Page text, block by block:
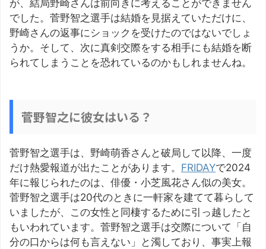
が、結局野崎さんは前向きに考えることができません
でした。菅野智之選手は結婚を見据えていただけに、
野崎さんの返事にショックを受けたのではないでしょ
うか。そして、次に真剣交際をする相手にも結婚を断
られてしまうことを恐れているのかもしれませんね。
菅野智之に彼女はいる？
菅野智之選手は、野崎萌香さんと破局して以降、一度
だけ熱愛報道が出たことがあります。 FRIDAYで2024
年に報じられたのは、俳優・小芝風花さん似の美女。
菅野智之選手は20代のときに一軒家を建てて暮らして
いましたが、この女性と同棲するために引っ越したと
もいわれています。菅野智之選手は交際について「自
分の口からは何も言えない」と濁しており、事実上報